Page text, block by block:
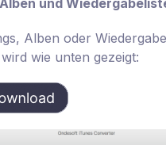
Alben oder
wie unten gezeigt: